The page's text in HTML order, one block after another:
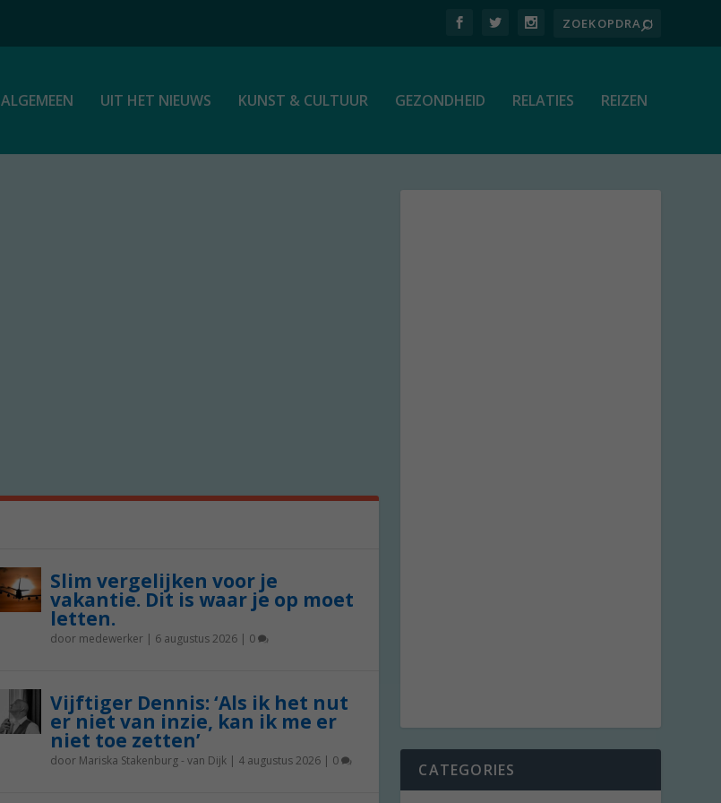
ALGEMEEN UIT HET NIEUWS KUNST & CULTUUR GEZONDHEID RELATIES REIZEN
Slim vergelijken voor je
vakantie. Dit is waar je op moet
letten.
door medewerker| 6 augustus 2026| 0
Vijftiger Dennis: ‘Als ik het nut
er niet van inzie, kan ik me er
niet toe zetten’
door Mariska Stakenburg - van Dijk| 4 augustus 2026| 0 CATEGORIES